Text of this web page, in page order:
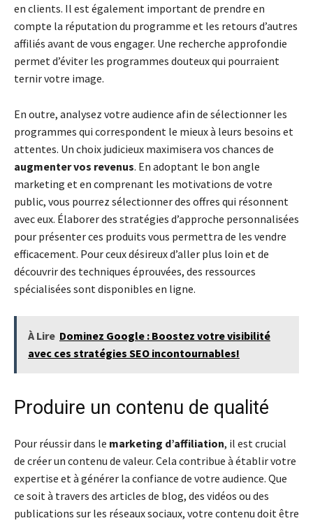
en clients. Il est également important de prendre en
compte la réputation du programme et les retours d’autres
affiliés avant de vous engager. Une recherche approfondie
permet d’éviter les programmes douteux qui pourraient
ternir votre image.
En outre, analysez votre audience afin de sélectionner les
programmes qui correspondent le mieux à leurs besoins et
attentes. Un choix judicieux maximisera vos chances de
augmenter vos revenus. En adoptant le bon angle
marketing et en comprenant les motivations de votre
public, vous pourrez sélectionner des offres qui résonnent
avec eux. Élaborer des stratégies d’approche personnalisées
pour présenter ces produits vous permettra de les vendre
efficacement. Pour ceux désireux d’aller plus loin et de
découvrir des techniques éprouvées, des ressources
spécialisées sont disponibles en ligne.
À Lire Dominez Google : Boostez votre visibilité
avec ces stratégies SEO incontournables!
Produire un contenu de qualité
Pour réussir dans le marketing d’affiliation, il est crucial
de créer un contenu de valeur. Cela contribue à établir votre
expertise et à générer la confiance de votre audience. Que
ce soit à travers des articles de blog, des vidéos ou des
publications sur les réseaux sociaux, votre contenu doit être